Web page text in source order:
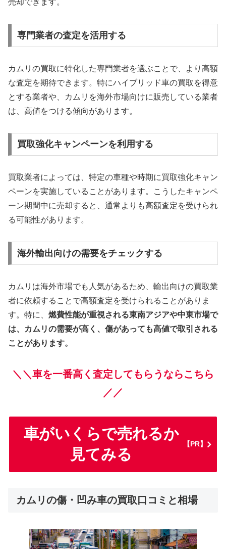
売却できます。
専門業者の査定を活用する
カムリの買取に特化した専門業者を選ぶことで、より高額
な査定を期待できます。特にハイブリッド車の買取を得意
とする業者や、カムリを海外市場向けに販売している業者
は、高値をつける傾向があります。
買取強化キャンペーンを利用する
買取業者によっては、特定の車種や時期に買取強化キャン
ペーンを実施していることがあります。こうしたキャンペ
ーン期間中に売却すると、通常よりも高額査定を受けられ
る可能性があります。
海外輸出向けの需要をチェックする
カムリは海外市場でも人気があるため、輸出向けの買取業
者に依頼することで高額査定を受けられることがありま
す。特に、 燃費性能が重視される東南アジアや中東市場で
は、カムリの需要が高く、傷があっても高値で取引される
ことがあります。
＼＼車を一番高く査定してもらうならこちら
／／
車がいくらで売れるか
見てみる
【PR】
カムリの傷・凹み車の買取口コミと相場